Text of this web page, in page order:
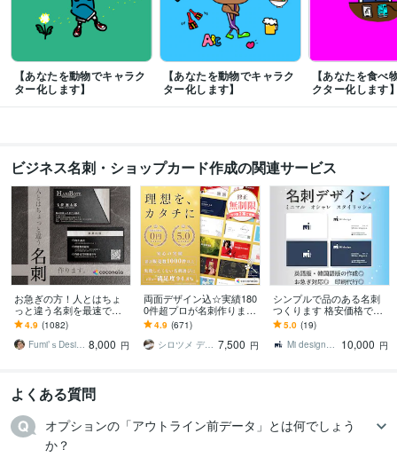
【あなたを動物でキャラク
ター化します】
【あなたを動物でキャラク
ター化します】
【あなたを食べ
クター化します
ビジネス名刺・ショップカード作成の関連サービス
お急ぎの方！人とはちょ
っと違う名刺を最速で作
ります あなただけのオリ
ジナル名刺を！翌日まで
にデザイン作成します！
4.9 (1082)
Fumi’ｓDesign 8,000 円
両面デザイン込☆実績180
0件超プロが名刺作ります
【印刷対応可】周りと差
がつくあなただけのハイ
クオリティ名刺
4.9 (671)
シロツメ デザイン 7,500 円
シンプルで品のある名刺
つくります 格安価格でセ
ンスのいい名刺をデザイ
ンします
5.0 (19)
Mi design…
10,000 円
よくある質問
オプションの「アウトライン前データ」とは何でしょう
か？